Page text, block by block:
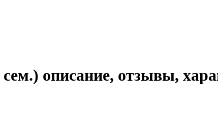
описание, отзывы,